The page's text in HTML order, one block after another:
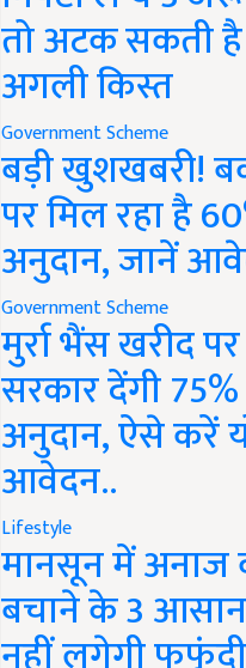
तो अटक सकती है
अगली किस्त
Government Scheme
बड़ी खुशखबरी!
पर मिल रहा है
अनुदान, जानें
Government Scheme
मुर्रा भैंस खरीद
सरकार देंगी
अनुदान, ऐसे करें
आवेदन..
Lifestyle
मानसून में अनाज
बचाने के 3